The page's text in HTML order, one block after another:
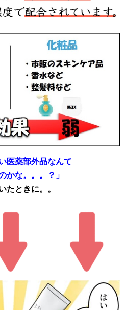
医薬部外品なんて
かな。。。？」
たときに。。